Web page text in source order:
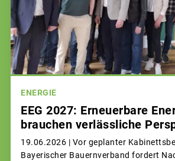
ENERGIE
EEG 2027: Erneuerbare
brauchen verlässliche
19.06.2026 | Vor geplanter
Bayerischer Bauernverband fordert